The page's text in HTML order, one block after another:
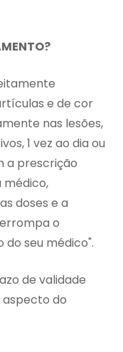
e de cor
nas lesões,
1 vez ao dia ou
a prescrição
médico,
doses e a
o
seu médico".
de validade
aspecto do